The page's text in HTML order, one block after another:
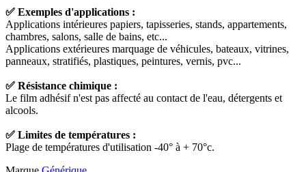
✅ Exemples d'applications :
Applications intérieures papiers, tapisseries, stands, appartements,
chambres, salons, salle de bains, etc...
Applications extérieures marquage de véhicules, bateaux, vitrines,
panneaux, stratifiés, plastiques, peintures, vernis, pvc...
✅ Résistance chimique :
Le film adhésif n'est pas affecté au contact de l'eau, détergents et
alcools.
✅ Limites de températures :
Plage de températures d'utilisation -40° à + 70°c.